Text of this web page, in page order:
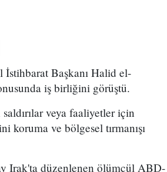
Başkanı Halid el-
iş birliğini görüştü.
veya faaliyetler için
koruma ve bölgesel tırmanışı
Irak'ta düzenlenen ölümcül ABD-